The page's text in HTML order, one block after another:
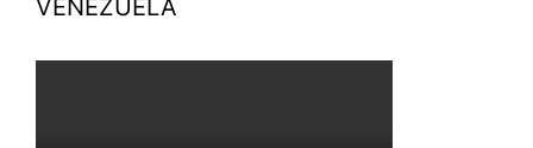
VENEZUELA